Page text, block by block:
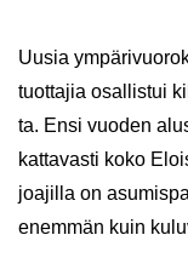
Uusia
tuot­ta­jia osal­lis­tui
ta. Ensi vuo­den
kat­ta­vas­ti koko
joa­jil­la on
enem­män kuin